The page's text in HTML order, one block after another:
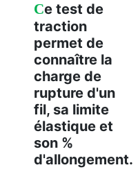
Ce test de
traction
permet de
connaître la
charge de
rupture d'un
fil, sa limite
élastique et
son %
d'allongement.